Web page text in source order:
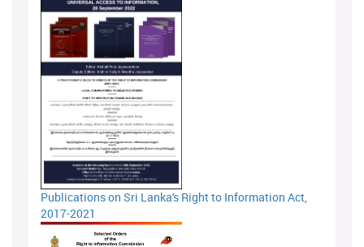
Publications on Sri Lanka's Right to Information Act,
2017-2021